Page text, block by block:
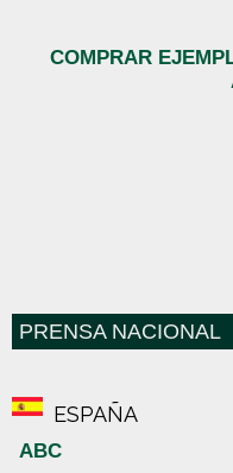
COMPRAR
PRENSA NACIONAL
ESPAÑA
ABC